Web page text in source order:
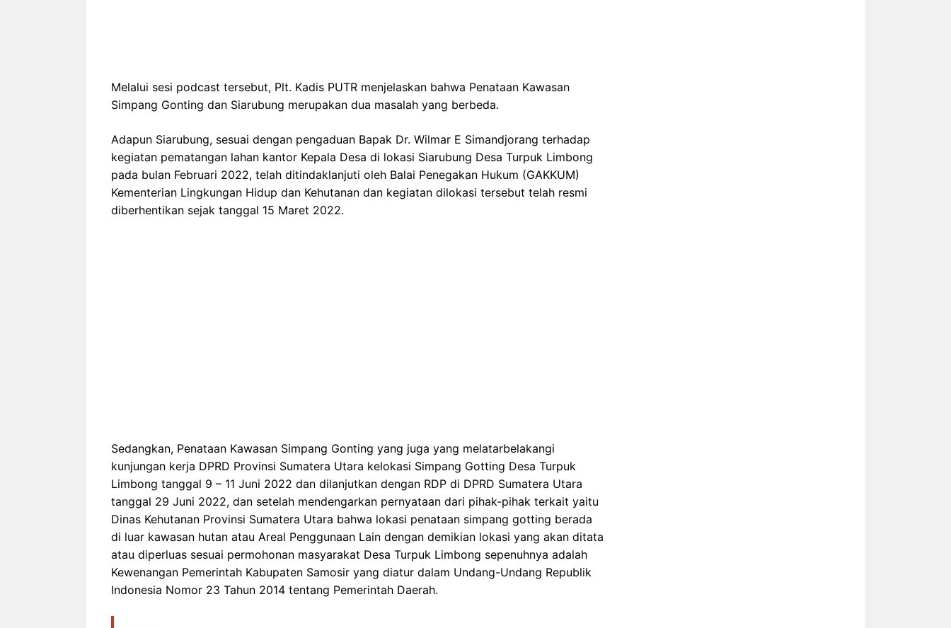
Melalui sesi podcast tersebut, Plt. Kadis PUTR menjelaskan bahwa Penataan Kawasan
Simpang Gonting dan Siarubung merupakan dua masalah yang berbeda.
Adapun Siarubung, sesuai dengan pengaduan Bapak Dr. Wilmar E Simandjorang terhadap
kegiatan pematangan lahan kantor Kepala Desa di lokasi Siarubung Desa Turpuk Limbong
pada bulan Februari 2022, telah ditindaklanjuti oleh Balai Penegakan Hukum (GAKKUM)
Kementerian Lingkungan Hidup dan Kehutanan dan kegiatan dilokasi tersebut telah resmi
diberhentikan sejak tanggal 15 Maret 2022.
Sedangkan, Penataan Kawasan Simpang Gonting yang juga yang melatarbelakangi
kunjungan kerja DPRD Provinsi Sumatera Utara kelokasi Simpang Gotting Desa Turpuk
Limbong tanggal 9 – 11 Juni 2022 dan dilanjutkan dengan RDP di DPRD Sumatera Utara
tanggal 29 Juni 2022, dan setelah mendengarkan pernyataan dari pihak-pihak terkait yaitu
Dinas Kehutanan Provinsi Sumatera Utara bahwa lokasi penataan simpang gotting berada
di luar kawasan hutan atau Areal Penggunaan Lain dengan demikian lokasi yang akan ditata
atau diperluas sesuai permohonan masyarakat Desa Turpuk Limbong sepenuhnya adalah
Kewenangan Pemerintah Kabupaten Samosir yang diatur dalam Undang-Undang Republik
Indonesia Nomor 23 Tahun 2014 tentang Pemerintah Daerah.